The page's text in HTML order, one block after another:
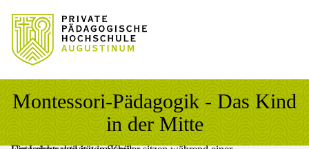
Sprung zum Hauptinhalt
Sprung zur Fusszeile
Montessori-Pädagogik - Das Kind
in der Mitte